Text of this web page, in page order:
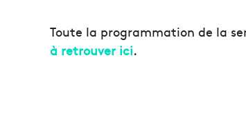
Toute la programmation de la
à retrouver ici.